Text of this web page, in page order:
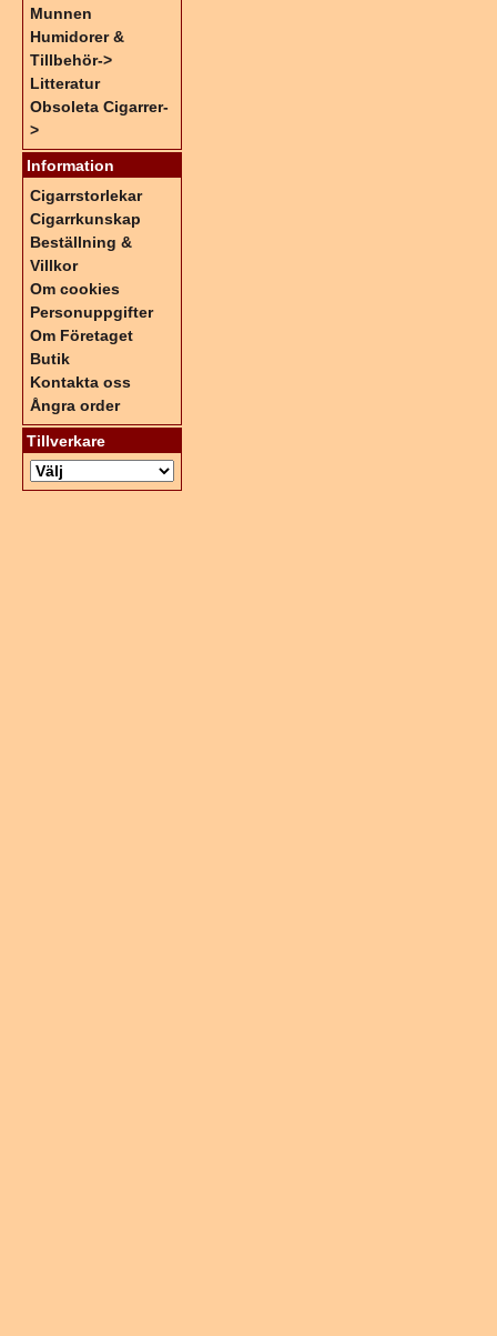
Munnen
Humidorer &
Tillbehör->
Litteratur
Obsoleta Cigarrer-
>
Information
Cigarrstorlekar
Cigarrkunskap
Beställning &
Villkor
Om cookies
Personuppgifter
Om Företaget
Butik
Kontakta oss
Ångra order
Tillverkare